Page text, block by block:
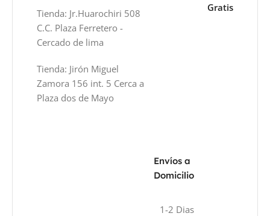
Tienda: Jr.Huarochiri 508
C.C. Plaza Ferretero -
Cercado de lima
Tienda: Jirón Miguel
Zamora 156 int. 5 Cerca a
Plaza dos de Mayo
Gratis
Envíos a
Domicilio
1-2 Dias